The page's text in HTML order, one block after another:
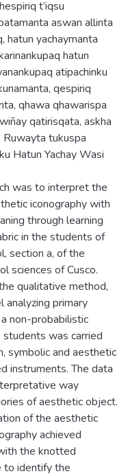
t’iqsu
aswan allinta
hatun yachaymanta
hatun
atipachinku
qespiriq
qhawa qhawarispa
qatirisqata, askha
Ruwayta tukuspa
Hatun Yachay Wasi
was to interpret the
iconography with
through learning
in the students of
section a, of the
sciences of Cusco.
qualitative method,
primary
non-probabilistic
was carried
symbolic and aesthetic
instruments. The data
way
of aesthetic object.
of the aesthetic
achieved
the knotted
to identify the